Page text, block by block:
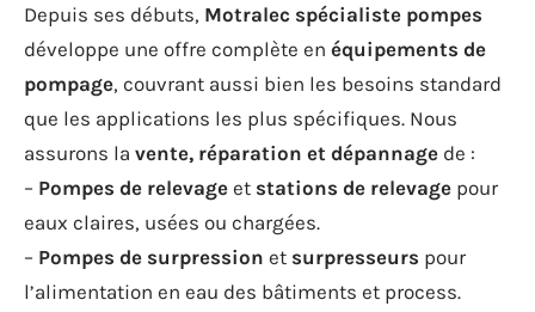
Depuis ses débuts, Motralec spécialiste pompes
développe une offre complète en équipements de
pompage, couvrant aussi bien les besoins standard
que les applications les plus spécifiques. Nous
assurons la vente, réparation et dépannage de :
– Pompes de relevage et stations de relevage pour
eaux claires, usées ou chargées.
– Pompes de surpression et surpresseurs pour
l’alimentation en eau des bâtiments et process.